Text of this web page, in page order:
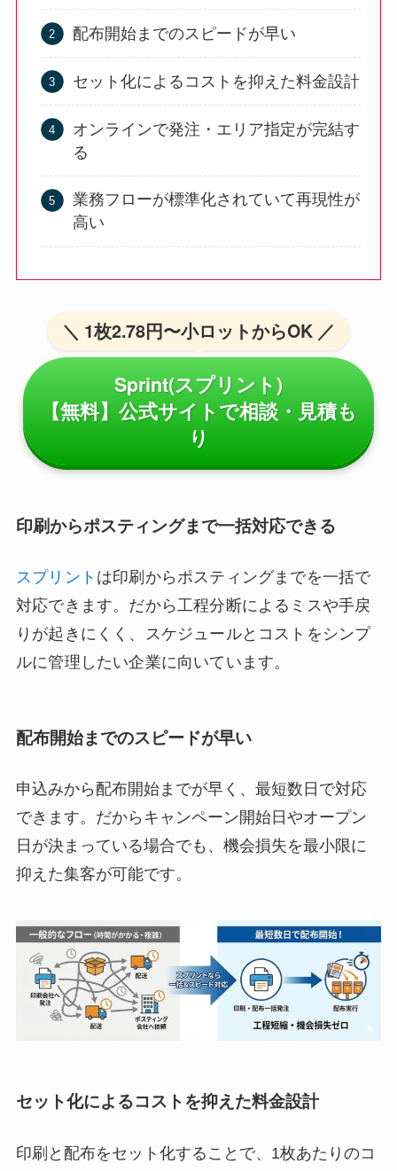
配布開始までのスピードが早い
セット化によるコストを抑えた料金設計
オンラインで発注・エリア指定が完結す
る
業務フローが標準化されていて再現性が
高い
＼ 1枚2.78円〜小ロットからOK ／
Sprint(スプリント)
【無料】公式サイトで相談・見積も
り
印刷からポスティングまで一括対応できる
スプリント は印刷からポスティングまでを一括で
対応できます。だから工程分断によるミスや手戻
りが起きにくく、スケジュールとコストをシンプ
ルに管理したい企業に向いています。
配布開始までのスピードが早い
申込みから配布開始までが早く、最短数日で対応
できます。だからキャンペーン開始日やオープン
日が決まっている場合でも、機会損失を最小限に
抑えた集客が可能です。
セット化によるコストを抑えた料金設計
印刷と配布をセット化することで、1枚あたりのコ